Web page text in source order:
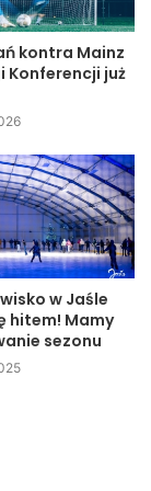
sprężarkę
!
proces
znaczne
że
będzie
na
w
usuną
kontra Mainz
Konferencji już
w Jaśle
hitem! Mamy
sezonu